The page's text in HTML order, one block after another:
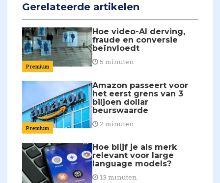
Gerelateerde artikelen
Premium
Hoe video-AI derving,
fraude en conversie
beïnvloedt
5 minuten
Premium
Amazon passeert voor
het eerst grens van 3
biljoen dollar
beurswaarde
2 minuten
Hoe blijf je als merk
relevant voor large
language models?
13 minuten